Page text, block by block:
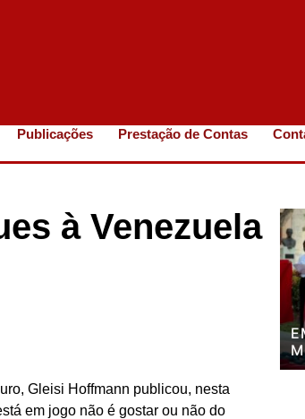
Publicações Prestação de Contas
à Venezuela
Gleisi Hoffmann publicou, nesta
em jogo não é gostar ou não do